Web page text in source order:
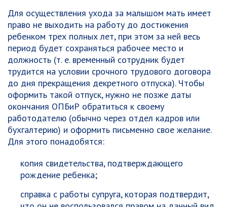
Для осуществления ухода за малышом мать имеет
право не выходить на работу до достижения
ребенком трех полных лет, при этом за ней весь
период будет сохраняться рабочее место и
должность (т. е. временный сотрудник будет
трудится на условии срочного трудового договора
до дня прекращения декретного отпуска). Чтобы
оформить такой отпуск, нужно не позже даты
окончания ОПБиР обратиться к своему
работодателю (обычно через отдел кадров или
бухгалтерию) и оформить письменно свое желание.
Для этого понадобятся:
копия свидетельства, подтверждающего
рождение ребенка;
справка с работы супруга, которая подтвердит,